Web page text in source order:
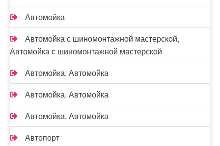
Автомойка
Автомойка с шиномонтажной мастерской,
Автомойка с шиномонтажной мастерской
Автомойка, Автомойка
Автомойка, Автомойка
Автомойка, Автомойка
Автопорт